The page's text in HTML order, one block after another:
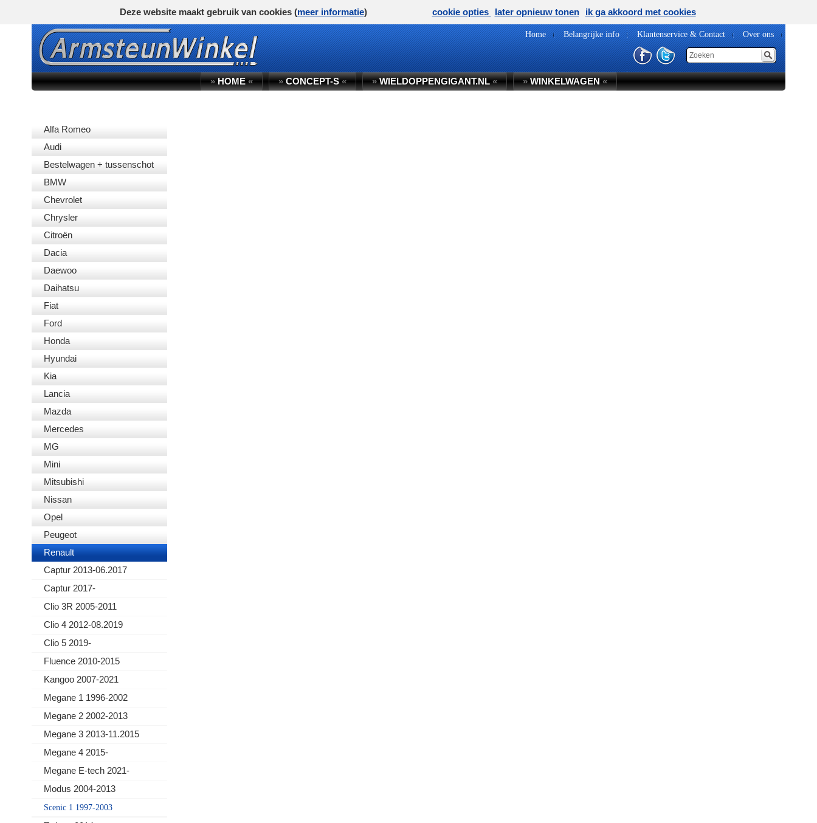
Home Belangrijke info Klantenservice & Contact Over ons
»HOME« »CONCEPT-S« »WIELDOPPENGIGANT.NL« »WINKELWAGEN«
Alfa Romeo
Audi
Bestelwagen + tussenschot
BMW
Chevrolet
Chrysler
Citroën
Dacia
Daewoo
Daihatsu
Fiat
Ford
Honda
Hyundai
Kia
Lancia
Mazda
Mercedes
MG
Mini
Mitsubishi
Nissan
Opel
Peugeot
Renault
Captur 2013-06.2017
Captur 2017-
Clio 3R 2005-2011
Clio 4 2012-08.2019
Clio 5 2019-
Fluence 2010-2015
Kangoo 2007-2021
Megane 1 1996-2002
Megane 2 2002-2013
Megane 3 2013-11.2015
Megane 4 2015-
Megane E-tech 2021-
Modus 2004-2013
Scenic 1 1997-2003
Deze website maakt gebruik van cookies (meer informatie) cookie opties later opnieuw tonen ik ga akkoord met cookies